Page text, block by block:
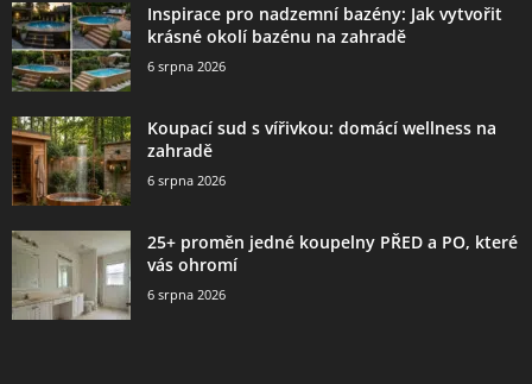
Inspirace pro nadzemní bazény: Jak vytvořit
krásné okolí bazénu na zahradě
6 srpna 2026
Koupací sud s vířivkou: domácí wellness na
zahradě
6 srpna 2026
25+ proměn jedné koupelny PŘED a PO, které
vás ohromí
6 srpna 2026